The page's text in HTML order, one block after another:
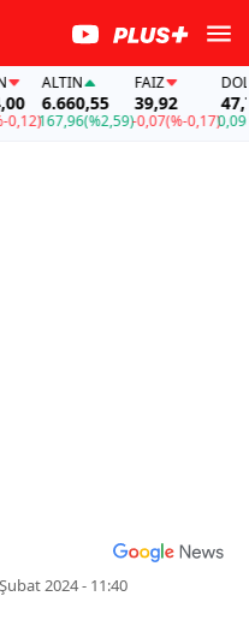
ALTIN
6.660,55
167,96(%2,59)
39,92
-0,07(%-0,17)
DOLAR
47,71
0,09
2024 - 11:40